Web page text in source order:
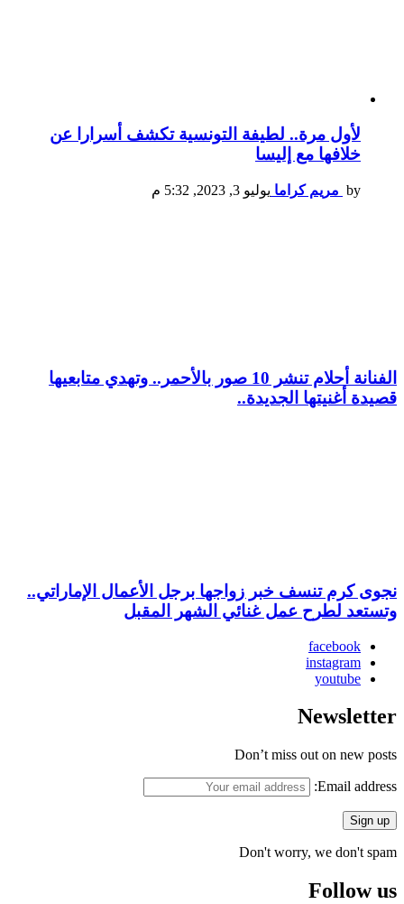
لأول مرة.. لطيفة التونسية تكشف أسرارا عن
خلافها مع إليسا
by مريم كراما يوليو 3, 2023, 5:32 م
الفنانة أحلام تنشر 10 صور بالأحمر.. وتهدي متابعيها
قصيدة أغنيتها الجديدة..
نجوى كرم تنسف خبر زواجها برجل الأعمال الإماراتي..
وتستعد لطرح عمل غنائي الشهر المقبل
facebook
instagram
youtube
Newsletter
Don’t miss out on new posts
Email address:
Don't worry, we don't spam
Follow us